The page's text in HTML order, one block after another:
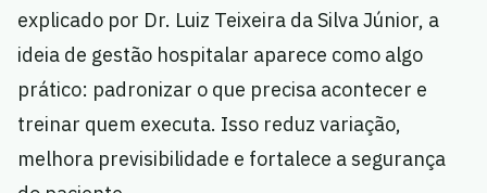
explicado por Dr. Luiz Teixeira da Silva Júnior, a
ideia de gestão hospitalar aparece como algo
prático: padronizar o que precisa acontecer e
treinar quem executa. Isso reduz variação,
melhora previsibilidade e fortalece a segurança